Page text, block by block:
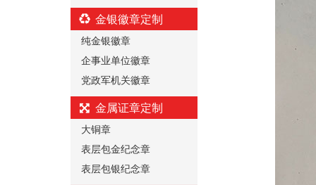
金银徽章定制
纯金银徽章
企事业单位徽章
党政军机关徽章
金属证章定制
大铜章
表层包金纪念章
表层包银纪念章